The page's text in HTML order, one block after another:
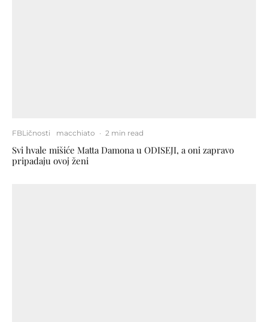
FBLičnosti macchiato · 2 min read
Svi hvale mišiće Matta Damona u ODISEJI, a oni zapravo
pripadaju ovoj ženi